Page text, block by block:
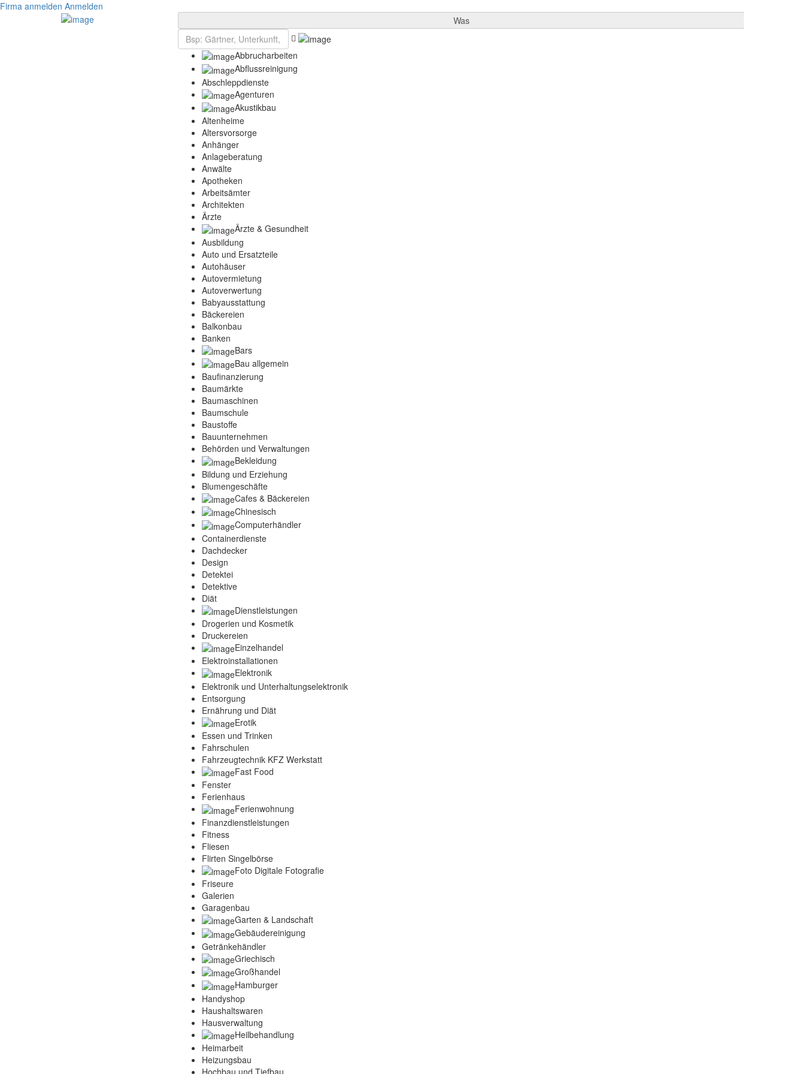
Firma anmelden Anmelden
Was
Abbrucharbeiten
Abflussreinigung
Abschleppdienste
Agenturen
Akustikbau
Altenheime
Altersvorsorge
Anhänger
Anlageberatung
Anwälte
Apotheken
Arbeitsämter
Architekten
Ärzte
Ärzte & Gesundheit
Ausbildung
Auto und Ersatzteile
Autohäuser
Autovermietung
Autoverwertung
Babyausstattung
Bäckereien
Balkonbau
Banken
Bars
Bau allgemein
Baufinanzierung
Baumärkte
Baumaschinen
Baumschule
Baustoffe
Bauunternehmen
Behörden und Verwaltungen
Bekleidung
Bildung und Erziehung
Blumengeschäfte
Cafes & Bäckereien
Chinesisch
Computerhändler
Containerdienste
Dachdecker
Design
Detektei
Detektive
Diät
Dienstleistungen
Drogerien und Kosmetik
Druckereien
Einzelhandel
Elektroinstallationen
Elektronik
Elektronik und Unterhaltungselektronik
Entsorgung
Ernährung und Diät
Erotik
Essen und Trinken
Fahrschulen
Fahrzeugtechnik KFZ Werkstatt
Fast Food
Fenster
Ferienhaus
Ferienwohnung
Finanzdienstleistungen
Fitness
Fliesen
Flirten Singelbörse
Foto Digitale Fotografie
Friseure
Galerien
Garagenbau
Garten & Landschaft
Gebäudereinigung
Getränkehändler
Griechisch
Großhandel
Hamburger
Handyshop
Haushaltswaren
Hausverwaltung
Heilbehandlung
Heimarbeit
Heizungsbau
Hochbau und Tiefbau